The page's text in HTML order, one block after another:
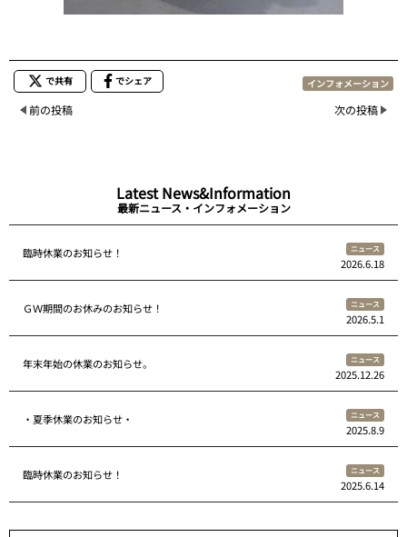
で共有 でシェア インフォメーション
前の投稿 次の投稿
Latest News&Information
最新ニュース・インフォメーション
臨時休業のお知らせ！ ニュース
2026.6.18
ＧＷ期間のお休みのお知らせ！ ニュース
2026.5.1
年末年始の休業のお知らせ。 ニュース
2025.12.26
・夏季休業のお知らせ・ ニュース
2025.8.9
臨時休業のお知らせ！ ニュース
2025.6.14